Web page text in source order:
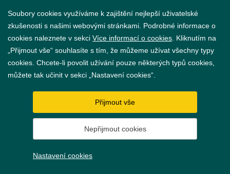
GDPR
Nastavení cookies
VytvořilwebProgress
Soubory cookies využíváme k zajištění nejlepší uživatelské
zkušenosti s našimi webovými stránkami. Podrobné informace o
cookies naleznete v sekci Více informací o cookies . Kliknutím na
„Přijmout vše“ souhlasíte s tím, že můžeme užívat všechny typy
cookies. Chcete-li povolit užívání pouze některých typů cookies,
můžete tak učinit v sekci „Nastavení cookies“.
Přijmout vše
Nepřijmout cookies
Nastavení cookies